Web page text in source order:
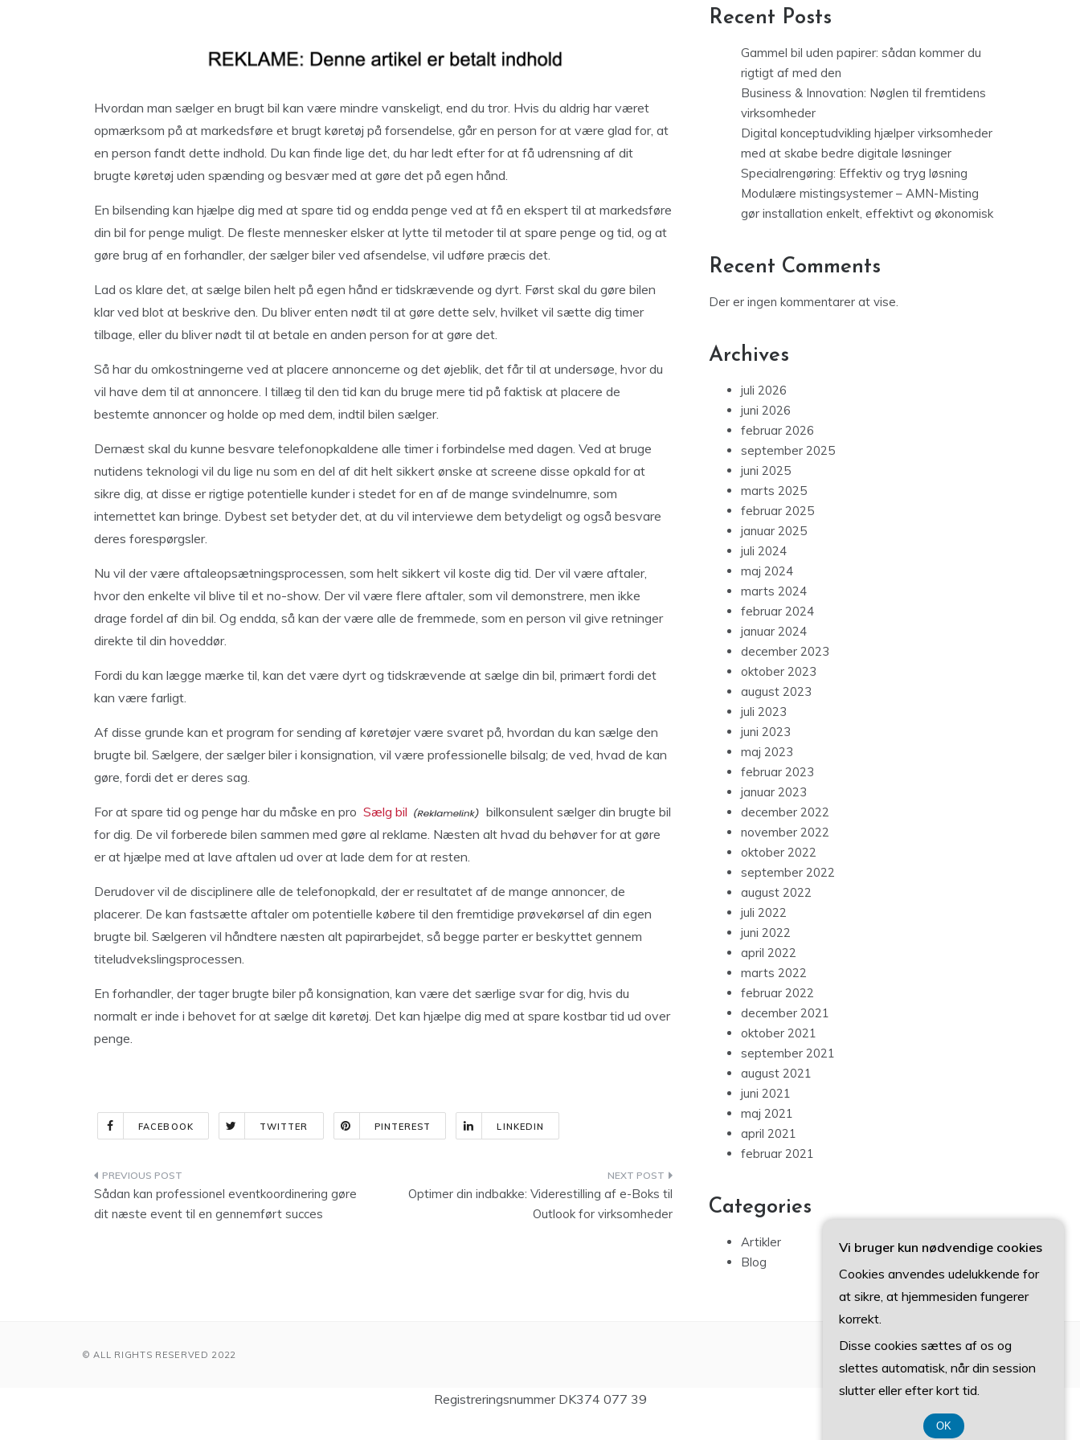
Hvordan man sælger en brugt bil kan være mindre vanskeligt, end du tror. Hvis du aldrig har været
opmærksom på at markedsføre et brugt køretøj på forsendelse, går en person for at være glad for, at
en person fandt dette indhold. Du kan finde lige det, du har ledt efter for at få udrensning af dit
brugte køretøj uden spænding og besvær med at gøre det på egen hånd.
En bilsending kan hjælpe dig med at spare tid og endda penge ved at få en ekspert til at markedsføre
din bil for penge muligt. De fleste mennesker elsker at lytte til metoder til at spare penge og tid, og at
gøre brug af en forhandler, der sælger biler ved afsendelse, vil udføre præcis det.
Lad os klare det, at sælge bilen helt på egen hånd er tidskrævende og dyrt. Først skal du gøre bilen
klar ved blot at beskrive den. Du bliver enten nødt til at gøre dette selv, hvilket vil sætte dig timer
tilbage, eller du bliver nødt til at betale en anden person for at gøre det.
Så har du omkostningerne ved at placere annoncerne og det øjeblik, det får til at undersøge, hvor du
vil have dem til at annoncere. I tillæg til den tid kan du bruge mere tid på faktisk at placere de
bestemte annoncer og holde op med dem, indtil bilen sælger.
Dernæst skal du kunne besvare telefonopkaldene alle timer i forbindelse med dagen. Ved at bruge
nutidens teknologi vil du lige nu som en del af dit helt sikkert ønske at screene disse opkald for at
sikre dig, at disse er rigtige potentielle kunder i stedet for en af ​​de mange svindelnumre, som
internettet kan bringe. Dybest set betyder det, at du vil interviewe dem betydeligt og også besvare
deres forespørgsler.
Nu vil der være aftaleopsætningsprocessen, som helt sikkert vil koste dig tid. Der vil være aftaler,
hvor den enkelte vil blive til et no-show. Der vil være flere aftaler, som vil demonstrere, men ikke
drage fordel af din bil. Og endda, så kan der være alle de fremmede, som en person vil give retninger
direkte til din hoveddør.
Fordi du kan lægge mærke til, kan det være dyrt og tidskrævende at sælge din bil, primært fordi det
kan være farligt.
Af disse grunde kan et program for sending af køretøjer være svaret på, hvordan du kan sælge den
brugte bil. Sælgere, der sælger biler i konsignation, vil være professionelle bilsalg; de ved, hvad de kan
gøre, fordi det er deres sag.
For at spare tid og penge har du måske en pro Sælg bil
bilkonsulent sælger din brugte bil
for dig. De vil forberede bilen sammen med gøre al reklame. Næsten alt hvad du behøver for at gøre
er at hjælpe med at lave aftalen ud over at lade dem for at resten.
Derudover vil de disciplinere alle de telefonopkald, der er resultatet af de mange annoncer, de
placerer. De kan fastsætte aftaler om potentielle købere til den fremtidige prøvekørsel af din egen
brugte bil. Sælgeren vil håndtere næsten alt papirarbejdet, så begge parter er beskyttet gennem
titeludvekslingsprocessen.
En forhandler, der tager brugte biler på konsignation, kan være det særlige svar for dig, hvis du
normalt er inde i behovet for at sælge dit køretøj. Det kan hjælpe dig med at spare kostbar tid ud over
penge.
FACEBOOK TWITTER PINTEREST LINKEDIN
Indlægsnavigation
Sådan kan professionel eventkoordinering gøre
dit næste event til en gennemført succes
Optimer din indbakke: Viderestilling af e-Boks til
Outlook for virksomheder
Recent Posts
Gammel bil uden papirer: sådan kommer du
rigtigt af med den
Business & Innovation: Nøglen til fremtidens
virksomheder
Digital konceptudvikling hjælper virksomheder
med at skabe bedre digitale løsninger
Specialrengøring: Effektiv og tryg løsning
Modulære mistingsystemer – AMN-Misting
gør installation enkelt, effektivt og økonomisk
Recent Comments
Der er ingen kommentarer at vise.
Archives
juli 2026
juni 2026
februar 2026
september 2025
juni 2025
marts 2025
februar 2025
januar 2025
juli 2024
maj 2024
marts 2024
februar 2024
januar 2024
december 2023
oktober 2023
august 2023
juli 2023
juni 2023
maj 2023
februar 2023
januar 2023
december 2022
november 2022
oktober 2022
september 2022
august 2022
juli 2022
juni 2022
april 2022
marts 2022
februar 2022
december 2021
oktober 2021
september 2021
august 2021
juni 2021
maj 2021
april 2021
februar 2021
Categories
Artikler
Blog
© ALL RIGHTS RESERVED 2022
Registreringsnummer DK374 077 39
Vi bruger kun nødvendige cookies
Cookies anvendes udelukkende for
at sikre, at hjemmesiden fungerer
korrekt.
Disse cookies sættes af os og
slettes automatisk, når din session
slutter eller efter kort tid.
OK